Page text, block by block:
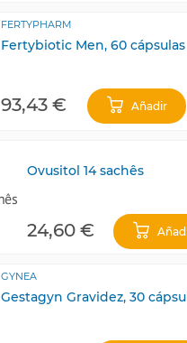
FERTYPHARM
Fertybiotic Men, 60 cápsulas
93,43 € Añadir
Ovusitol 14 sachês
24,60 €
GYNEA
Gestagyn Gravidez, 30